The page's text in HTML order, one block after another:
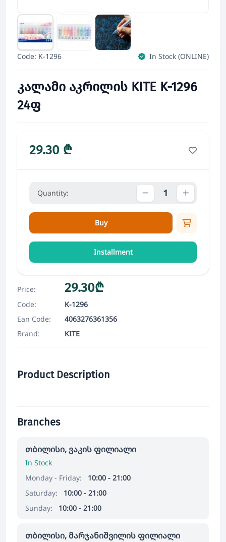
Code: K-1296 In Stock (ONLINE)
კალამი აკრილის KITE K-1296
24ფ
29.30 ₾
Quantity:
Buy
Installment
Price: 29.30₾
Code:
K-1296
Ean Code:
4063276361356
Brand:
KITE
Product Description
Branches
თბილისი, ვაკის ფილიალი
In Stock
Monday - Friday:
10:00 - 21:00
Saturday:
10:00 - 21:00
Sunday:
10:00 - 21:00
თბილისი, მარჯანიშვილის ფილიალი